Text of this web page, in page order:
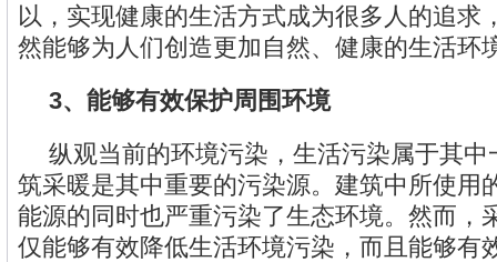
以，实现健康的生活方式成为很多人的追求
然能够为人们创造更加自然、健康的生活环
3、能够有效保护周围环境
纵观当前的环境污染，生活污染属于其
筑采暖是其中重要的污染源。建筑中所使用
能源的同时也严重污染了生态环境。然而，
仅能够有效降低生活环境污染，而且能够有